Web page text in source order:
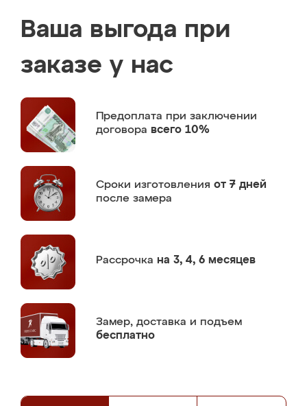
Ваша выгода при
заказе у нас
Предоплата при заключении
договора всего 10%
Сроки изготовления от 7 дней
после замера
Рассрочка на 3, 4, 6 месяцев
Замер, доставка и подъем
бесплатно